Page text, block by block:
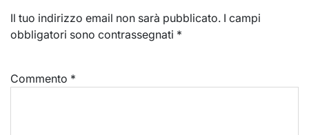
Il tuo indirizzo email non sarà pubblicato. I campi
obbligatori sono contrassegnati *
Commento *